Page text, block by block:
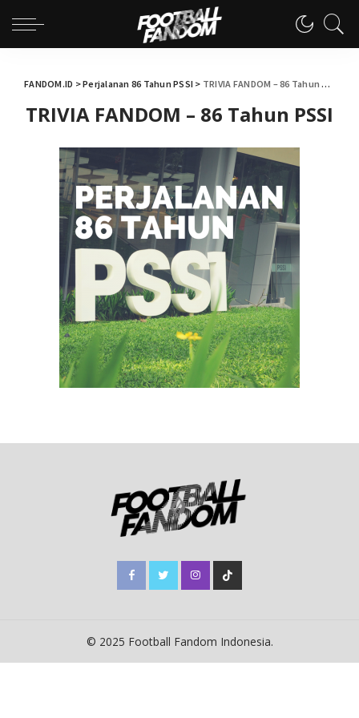
FANDOM.ID >Perjalanan 86 Tahun PSSI > TRIVIA FANDOM – 86 Tahun PSSI
TRIVIA FANDOM – 86 Tahun PSSI
© 2025 Football Fandom Indonesia.